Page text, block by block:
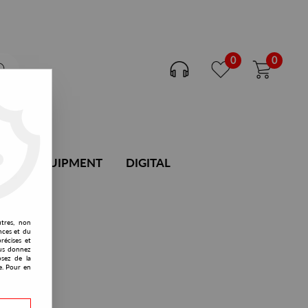
0 0
DJ EQUIPMENT DIGITAL
non
et du
et
donnez
de la
Pour en